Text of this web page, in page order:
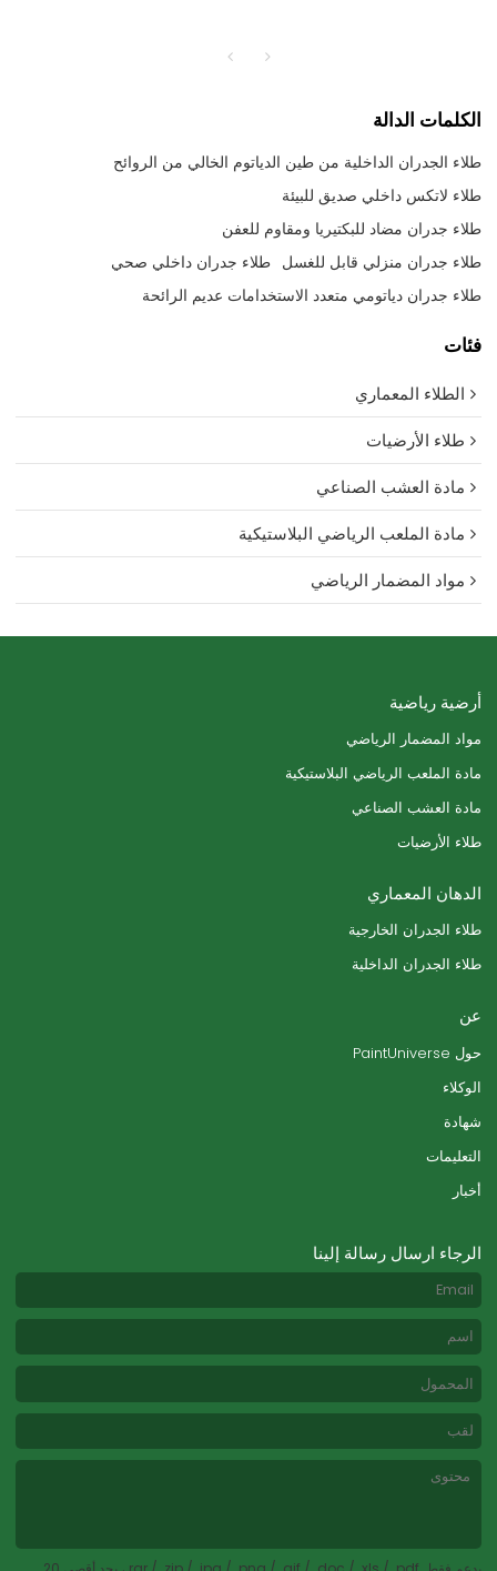
الكلمات الدالة
طلاء الجدران الداخلية من طين الدياتوم الخالي من الروائح
طلاء لاتكس داخلي صديق للبيئة
طلاء جدران مضاد للبكتيريا ومقاوم للعفن
طلاء جدران منزلي قابل للغسل طلاء جدران داخلي صحي
طلاء جدران دياتومي متعدد الاستخدامات عديم الرائحة
فئات
الطلاء المعماري
طلاء الأرضيات
مادة العشب الصناعي
مادة الملعب الرياضي البلاستيكية
مواد المضمار الرياضي
أرضية رياضية
مواد المضمار الرياضي
مادة الملعب الرياضي البلاستيكية
مادة العشب الصناعي
طلاء الأرضيات
الدهان المعماري
طلاء الجدران الخارجية
طلاء الجدران الداخلية
عن
حول PaintUniverse
الوكلاء
شهادة
التعليمات
أخبار
الرجاء ارسال رسالة إلينا